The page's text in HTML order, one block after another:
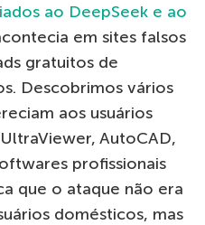
ao DeepSeek e ao
em sites falsos
gratuitos de
Descobrimos vários
aos usuários
AutoCAD,
profissionais
que o ataque não era
domésticos, mas